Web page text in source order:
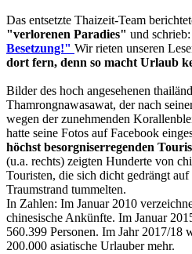
Das entsetzte Thaizeit-Team
"verlorenen Paradies" und schrieb:
Besetzung!" Wir rieten unseren
dort fern, denn so macht Urlaub
Bilder des hoch angesehenen
Thamrongnawasawat, der nach
wegen der zunehmenden
hatte seine Fotos auf Facebook
höchst besorgniserregenden
(u.a. rechts) zeigten Hunderte von
Touristen, die sich dicht gedrängt
Traumstrand tummelten.
In Zahlen: Im Januar 2010
chinesische Ankünfte. Im Januar
560.399 Personen. Im Jahr 2017/18
200.000 asiatische Urlauber mehr.